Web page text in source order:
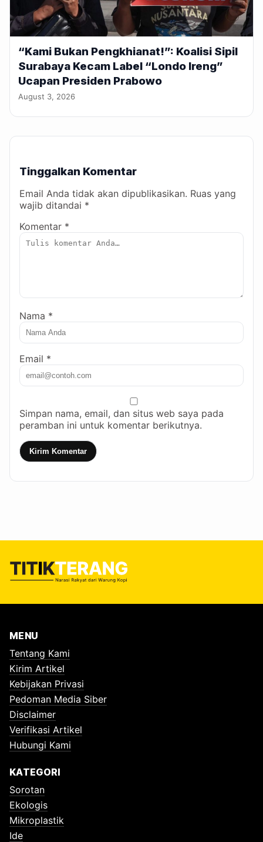
“Kami Bukan Pengkhianat!”: Koalisi Sipil
Surabaya Kecam Label “Londo Ireng”
Ucapan Presiden Prabowo
August 3, 2026
Tinggalkan Komentar
Email Anda tidak akan dipublikasikan. Ruas yang
wajib ditandai *
Komentar *
Nama *
Email *
Simpan nama, email, dan situs web saya pada
peramban ini untuk komentar berikutnya.
Kirim Komentar
MENU
Tentang Kami
Kirim Artikel
Kebijakan Privasi
Pedoman Media Siber
Disclaimer
Verifikasi Artikel
Hubungi Kami
KATEGORI
Sorotan
Ekologis
Mikroplastik
Ide